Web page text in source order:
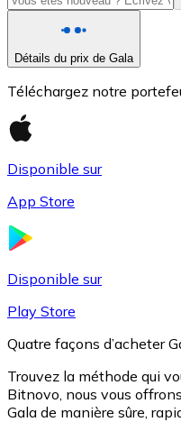
Détails du prix de Gala
Téléchargez notre
Disponible sur
App Store
Disponible sur
Play Store
Quatre façons d’acheter
Trouvez la méthode qui
Bitnovo, nous vous
Gala de manière sûre,